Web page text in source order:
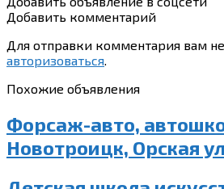
Добавить комментарий
Для отправки комментария вам
авторизоваться.
Похожие объявления
Форсаж-авто,
Новотроицк, Орская